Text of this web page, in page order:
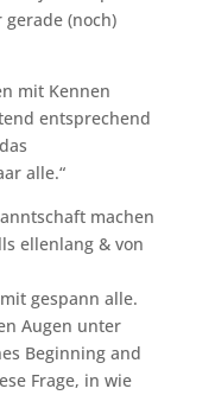
(noch)
mit Kennen
entsprechend
alle.“
machen
ellenlang & von
gespann alle.
Augen unter
Beginning and
Frage, in wie